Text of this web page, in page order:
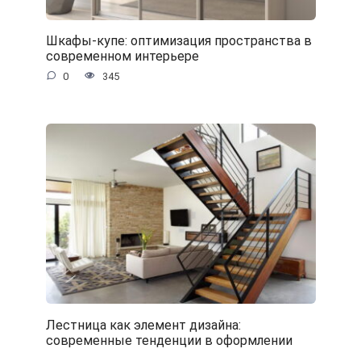
Шкафы-купе: оптимизация пространства в
современном интерьере
0 345
Лестница как элемент дизайна:
современные тенденции в оформлении